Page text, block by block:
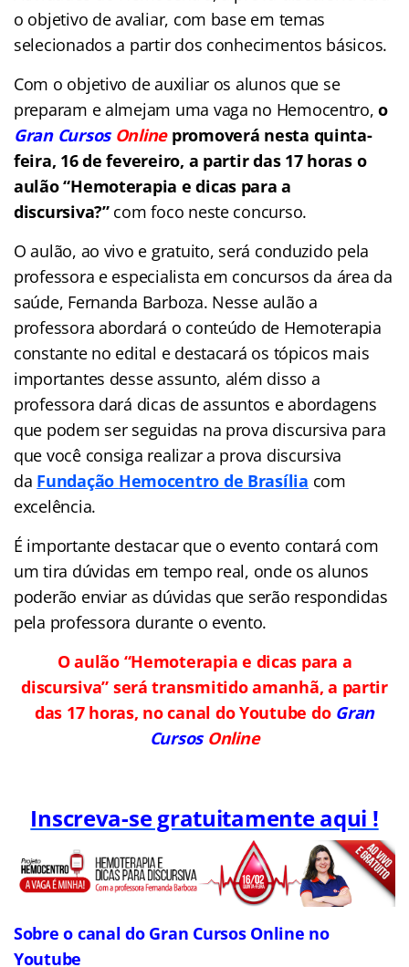
o objetivo de avaliar, com base em temas
selecionados a partir dos conhecimentos básicos.
Com o objetivo de auxiliar os alunos que se
preparam e almejam uma vaga no Hemocentro,o
Gran Cursos Onlinepromoverá nesta quinta-
feira, 16 de fevereiro, a partir das 17 horas o
aulão “Hemoterapia e dicas para a
discursiva?”com foco neste concurso.
O aulão, ao vivo e gratuito, será conduzido pela
professora e especialista em concursos da área da
saúde, Fernanda Barboza. Nesse aulão a
professora abordará o conteúdo de Hemoterapia
constante no edital e destacará os tópicos mais
importantes desse assunto, além disso a
professora dará dicas de assuntos e abordagens
que podem ser seguidas na prova discursiva para
que você consiga realizar a prova discursiva
da Fundação Hemocentro de Brasília com
excelência.
É importante destacar que o evento contará com
um tira dúvidas em tempo real, onde os alunos
poderão enviar as dúvidas que serão respondidas
pela professora durante o evento.
O aulão “Hemoterapia e dicas para a
discursiva” será transmitido amanhã, a partir
das 17 horas, no canal do Youtube do Gran
CursosOnline
Inscreva-se gratuitamente aqui !
Sobre o canal do Gran Cursos Online no
Youtube